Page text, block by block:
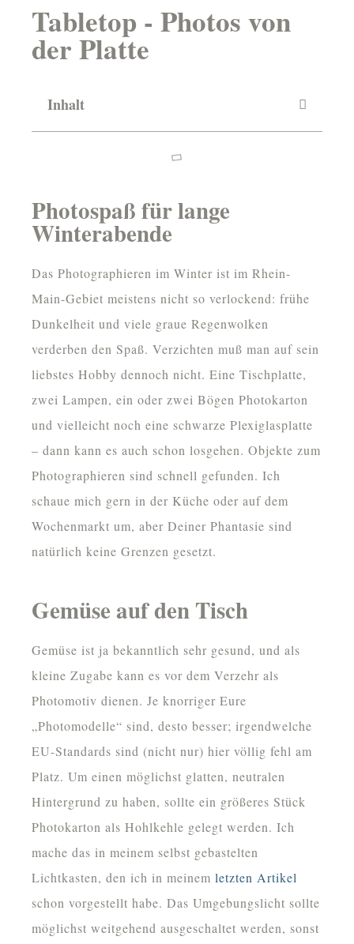
Tabletop - Photos von
der Platte
Inhalt
Photospaß für lange
Winterabende
Das Photographieren im Winter ist im Rhein-
Main-Gebiet meistens nicht so verlockend: frühe
Dunkelheit und viele graue Regenwolken
verderben den Spaß. Verzichten muß man auf sein
liebstes Hobby dennoch nicht. Eine Tischplatte,
zwei Lampen, ein oder zwei Bögen Photokarton
und vielleicht noch eine schwarze Plexiglasplatte
– dann kann es auch schon losgehen. Objekte zum
Photographieren sind schnell gefunden. Ich
schaue mich gern in der Küche oder auf dem
Wochenmarkt um, aber Deiner Phantasie sind
natürlich keine Grenzen gesetzt.
Gemüse auf den Tisch
Gemüse ist ja bekanntlich sehr gesund, und als
kleine Zugabe kann es vor dem Verzehr als
Photomotiv dienen. Je knorriger Eure
„Photomodelle“ sind, desto besser; irgendwelche
EU-Standards sind (nicht nur) hier völlig fehl am
Platz. Um einen möglichst glatten, neutralen
Hintergrund zu haben, sollte ein größeres Stück
Photokarton als Hohlkehle gelegt werden. Ich
mache das in meinem selbst gebastelten
Lichtkasten, den ich in meinem letzten Artikel
schon vorgestellt habe. Das Umgebungslicht sollte
möglichst weitgehend ausgeschaltet werden, sonst